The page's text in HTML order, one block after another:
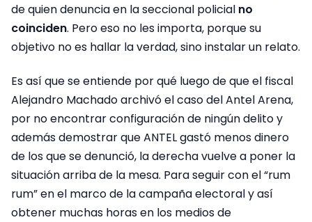
de quien denuncia en la seccional policial no
coinciden. Pero eso no les importa, porque su
objetivo no es hallar la verdad, sino instalar un relato.
Es así que se entiende por qué luego de que el fiscal
Alejandro Machado archivó el caso del Antel Arena,
por no encontrar configuración de ningún delito y
además demostrar que ANTEL gastó menos dinero
de los que se denunció, la derecha vuelve a poner la
situación arriba de la mesa. Para seguir con el “rum
rum” en el marco de la campaña electoral y así
obtener muchas horas en los medios de